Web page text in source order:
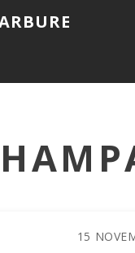
15